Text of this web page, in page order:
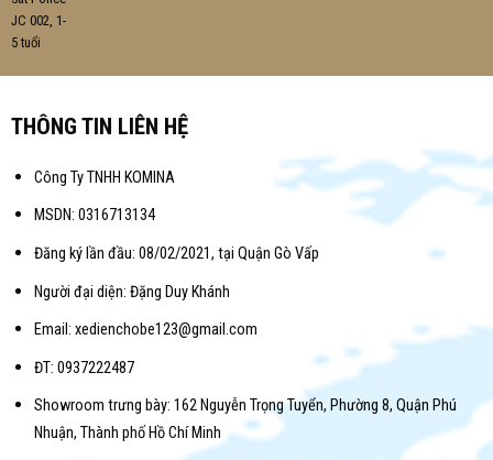
THÔNG TIN LIÊN HỆ
Công Ty TNHH KOMINA
MSDN: 0316713134
Đăng ký lần đầu: 08/02/2021, tại Quận Gò Vấp
Người đại diện: Đặng Duy Khánh
Email: xedienchobe123@gmail.com
ĐT: 0937222487
Showroom trưng bày: 162 Nguyễn Trọng Tuyển, Phường 8, Quận Phú
Nhuận, Thành phố Hồ Chí Minh